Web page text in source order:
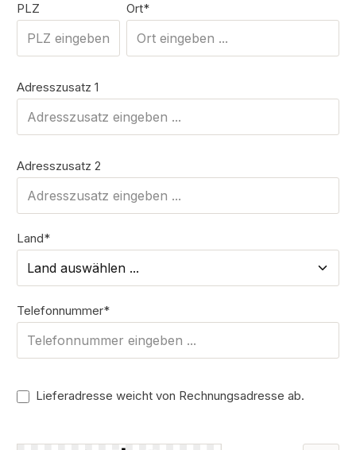
PLZ Ort*
Adresszusatz 1
Adresszusatz 2
Land*
Telefonnummer*
Lieferadresse weicht von Rechnungsadresse ab.